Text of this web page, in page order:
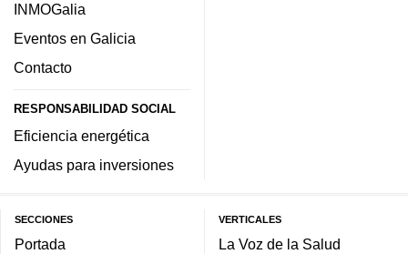
INMOGalia
Eventos en Galicia
Contacto
RESPONSABILIDAD SOCIAL
Eficiencia energética
Ayudas para inversiones
SECCIONES
Portada
VERTICALES
La Voz de la Salud